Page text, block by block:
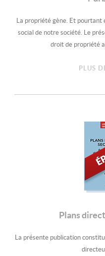
La propriété gène. Et pourtant
social de notre société. Le
droit de propriété
PLUS
Plans
La présente publication